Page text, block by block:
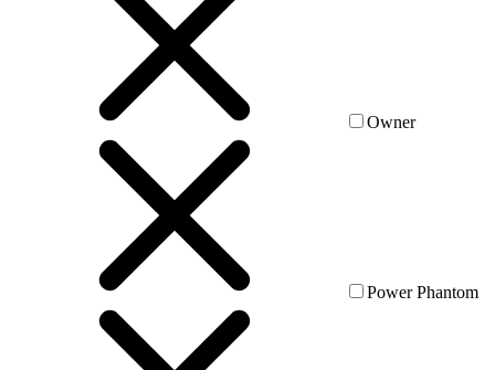
Owner
Power Phantom